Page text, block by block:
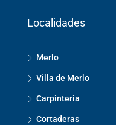
Localidades
Merlo
Villa de Merlo
Carpinteria
Cortaderas